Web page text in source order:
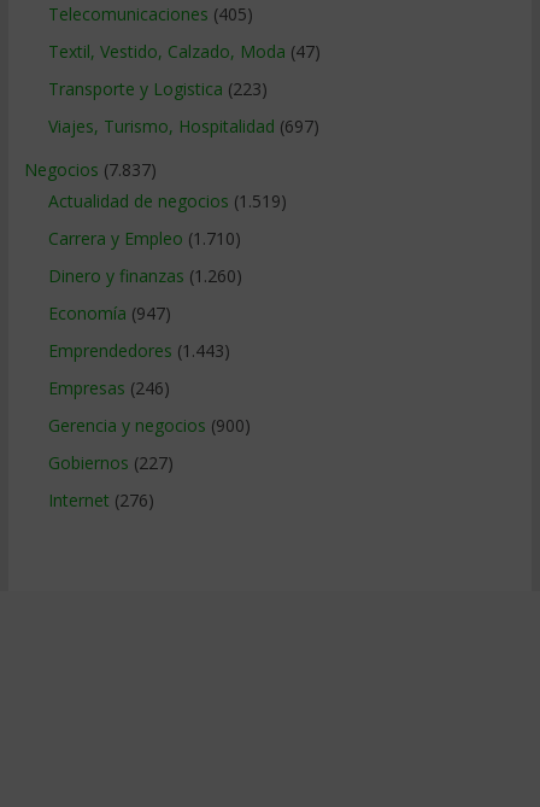
Telecomunicaciones (405)
Textil, Vestido, Calzado, Moda (47)
Transporte y Logistica (223)
Viajes, Turismo, Hospitalidad (697)
Negocios (7.837)
Actualidad de negocios (1.519)
Carrera y Empleo (1.710)
Dinero y finanzas (1.260)
Economía (947)
Emprendedores (1.443)
Empresas (246)
Gerencia y negocios (900)
Gobiernos (227)
Internet (276)